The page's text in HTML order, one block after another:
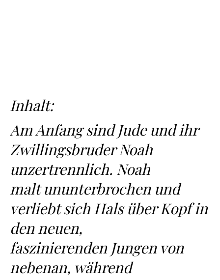
Inhalt:
Am Anfang sind Jude und ihr
Zwillingsbruder Noah
unzertrennlich. Noah
malt ununterbrochen und
verliebt sich Hals über Kopf in
den neuen,
faszinierenden Jungen von
nebenan, während